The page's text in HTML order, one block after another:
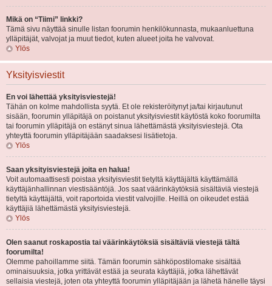
Mikä on “Tiimi” linkki?
Tämä sivu näyttää sinulle listan foorumin henkilökunnasta, mukaanluettuna
ylläpitäjät, valvojat ja muut tiedot, kuten alueet joita he valvovat.
Ylös
Yksityisviestit
En voi lähettää yksityisviestejä!
Tähän on kolme mahdollista syytä. Et ole rekisteröitynyt ja/tai kirjautunut
sisään, foorumin ylläpitäjä on poistanut yksityisviestit käytöstä koko foorumilta
tai foorumin ylläpitäjä on estänyt sinua lähettämästä yksityisviestejä. Ota
yhteyttä foorumin ylläpitäjään saadaksesi lisätietoja.
Ylös
Saan yksityisviestejä joita en halua!
Voit automaattisesti poistaa yksityisviestit tietyltä käyttäjältä käyttämällä
käyttäjänhallinnan viestisääntöjä. Jos saat väärinkäytöksiä sisältäviä viestejä
tietyltä käyttäjältä, voit raportoida viestit valvojille. Heillä on oikeudet estää
käyttäjiä lähettämästä yksityisviestejä.
Ylös
Olen saanut roskapostia tai väärinkäytöksiä sisältäviä viestejä tältä
foorumilta!
Olemme pahoillamme siitä. Tämän foorumin sähköpostilomake sisältää
ominaisuuksia, jotka yrittävät estää ja seurata käyttäjiä, jotka lähettävät
sellaisia viestejä, joten ota yhteyttä foorumin ylläpitäjään ja lähetä hänelle täysi